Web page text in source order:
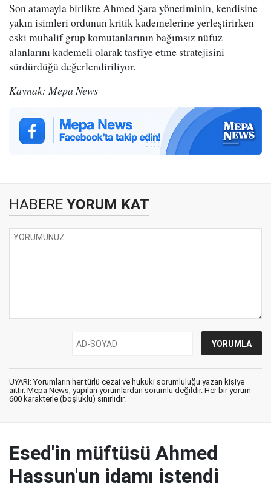
Son atamayla birlikte Ahmed Şara yönetiminin, kendisine
yakın isimleri ordunun kritik kademelerine yerleştirirken
eski muhalif grup komutanlarının bağımsız nüfuz
alanlarını kademeli olarak tasfiye etme stratejisini
sürdürdüğü değerlendiriliyor.
Kaynak: Mepa News
HABERE YORUM KAT
UYARI: Yorumların her türlü cezai ve hukuki sorumluluğu yazan kişiye
aittir. Mepa News, yapılan yorumlardan sorumlu değildir. Her bir yorum
600 karakterle (boşluklu) sınırlıdır.
Esed'in müftüsü Ahmed
Hassun'un idamı istendi